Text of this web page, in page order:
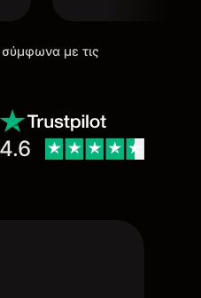
σύμφωνα με τις
4.6